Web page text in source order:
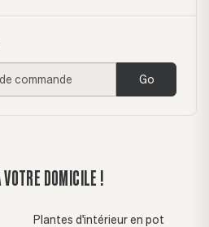
Go
DOMICILE !
Plantes d'intérieur en pot